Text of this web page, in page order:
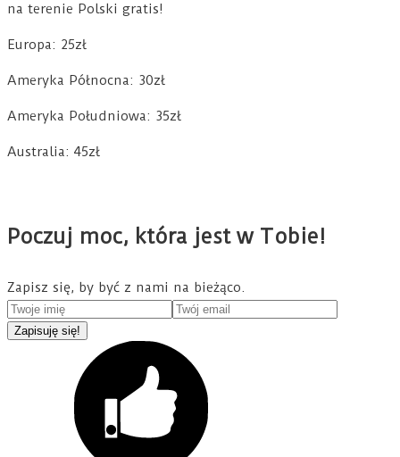
na terenie Polski gratis!
Europa: 25zł
Ameryka Północna: 30zł
Ameryka Południowa: 35zł
Australia: 45zł
Poczuj moc, która jest w Tobie!
Zapisz się, by być z nami na bieżąco.